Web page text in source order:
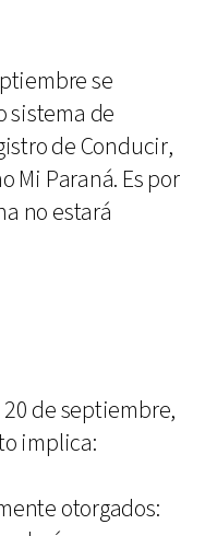
se
sistema de
de Conducir,
Mi Paraná. Es por
no estará
de septiembre,
implica:
otorgados: